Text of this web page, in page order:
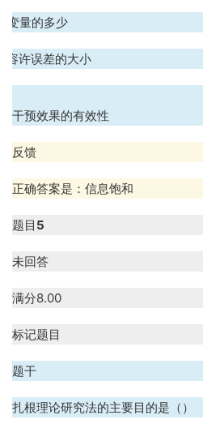
变量的多少
容许误差的大小
干预效果的有效性
反馈
正确答案是：信息饱和
题目 5
未回答
满分8.00
标记题目
题干
扎根理论研究法的主要目的是（）